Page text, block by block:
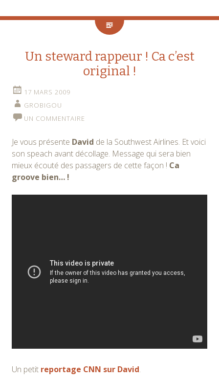
Un steward rappeur ! Ca c’est
original !
17 MARS 2009
GROBIGOU
UN COMMENTAIRE
Je vous présente David de la Southwest Airlines. Et voici
son speach avant décollage. Message qui sera bien
mieux écouté des passagers de cette façon ! Ca
groove bien… !
Un petit reportage CNN sur David.